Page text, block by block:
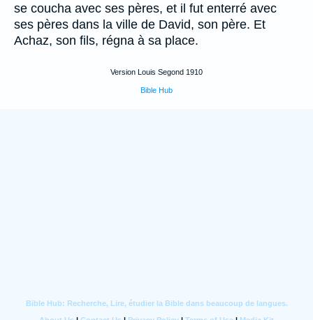
se coucha avec ses pères, et il fut enterré avec
ses pères dans la ville de David, son père. Et
Achaz, son fils, régna à sa place.
Version Louis Segond 1910
Bible Hub